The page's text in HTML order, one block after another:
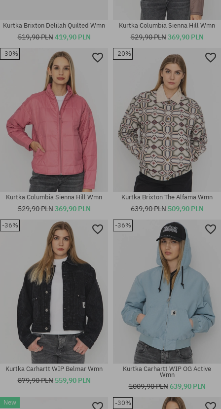
Dostępne rozmiary:
Dostępne rozmiary:
Dostępne rozmiary:
Kurtka Brixton Delilah Quilted Wmn
519,90 PLN419,90 PLN
Dostępne rozmiary:
Kurtka Columbia Sienna Hill Wmn
529,90 PLN369,90 PLN
-30%
Kurtka Columbia Sienna Hill Wmn
529,90 PLN369,90 PLN
-20%
Kurtka Brixton The Alfama Wmn
639,90 PLN 509,90 PLN
-36%
Kurtka Carhartt WIP Belmar Wmn
879,90 PLN 559,90 PLN
-36%
Kurtka Carhartt WIP OG Active
Wmn
1009,90 PLN639,90 PLN
New
-30%